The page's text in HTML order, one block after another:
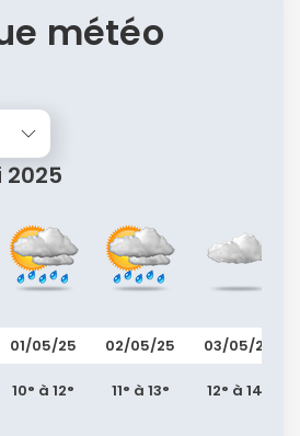
météo
2025
01/05/25
10° à 12°
02/05/25
11° à 13°
03/05/25
12° à 14°